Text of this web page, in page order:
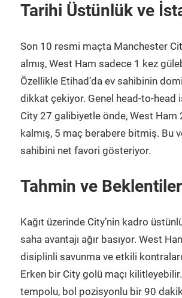
Tarihi Üstünlük ve
Son 10 resmi maçta Manchester
almış, West Ham sadece 1 kez
Özellikle Etihad’da ev sahibinin
dikkat çekiyor. Genel head-to-
City 27 galibiyetle önde, West Ham
kalmış, 5 maç berabere bitmiş. Bu
sahibini net favori gösteriyor.
Tahmin ve Beklentiler
Kağıt üzerinde City’nin kadro
saha avantajı ağır basıyor. West
disiplinli savunma ve etkili
Erken bir City golü maçı
tempolu, bol pozisyonlu bir 90